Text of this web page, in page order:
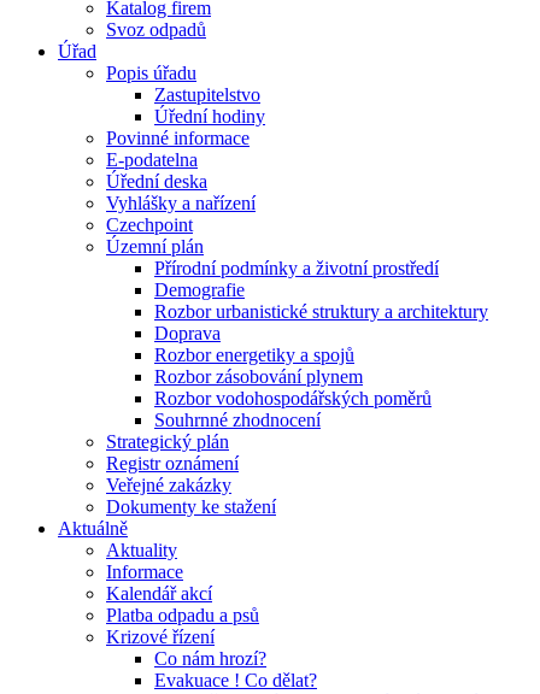
Katalog firem
Svoz odpadů
Úřad
Popis úřadu
Zastupitelstvo
Úřední hodiny
Povinné informace
E-podatelna
Úřední deska
Vyhlášky a nařízení
Czechpoint
Územní plán
Přírodní podmínky a životní prostředí
Demografie
Rozbor urbanistické struktury a architektury
Doprava
Rozbor energetiky a spojů
Rozbor zásobování plynem
Rozbor vodohospodářských poměrů
Souhrnné zhodnocení
Strategický plán
Registr oznámení
Veřejné zakázky
Dokumenty ke stažení
Aktuálně
Aktuality
Informace
Kalendář akcí
Platba odpadu a psů
Krizové řízení
Co nám hrozí?
Evakuace ! Co dělat?